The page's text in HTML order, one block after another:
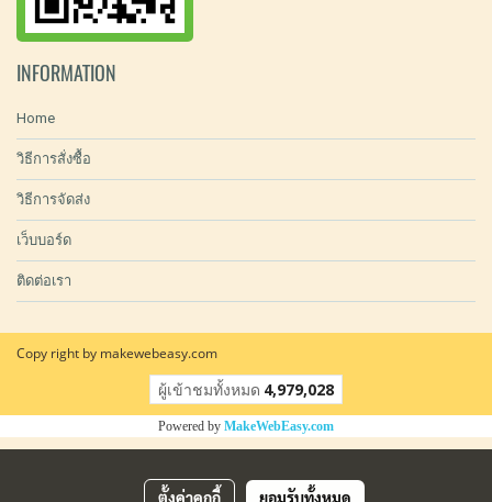
INFORMATION
Home
วิธีการสั่งซื้อ
วิธีการจัดส่ง
เว็บบอร์ด
ติดต่อเรา
Copy right by makewebeasy.com
ผู้เข้าชมทั้งหมด 4,979,028
Powered by MakeWebEasy.com
ตั้งค่าคุกกี้ ยอมรับทั้งหมด